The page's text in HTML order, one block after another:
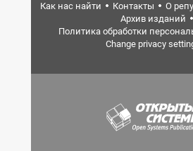
Как нас найти
Контакты О
Архив изданий
Политика обработки
Change privacy